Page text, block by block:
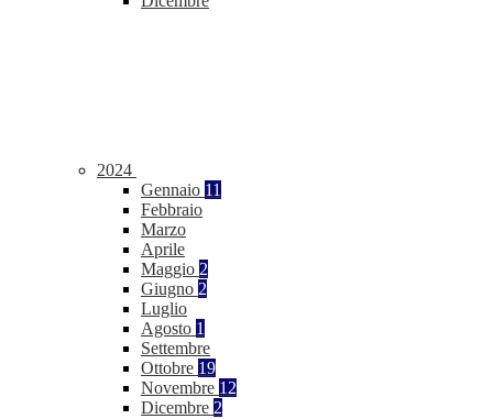
2024
Gennaio 11
Febbraio
Marzo
Aprile
Maggio 2
Giugno 2
Luglio
Agosto 1
Settembre
Ottobre 19
Novembre 12
Dicembre 2